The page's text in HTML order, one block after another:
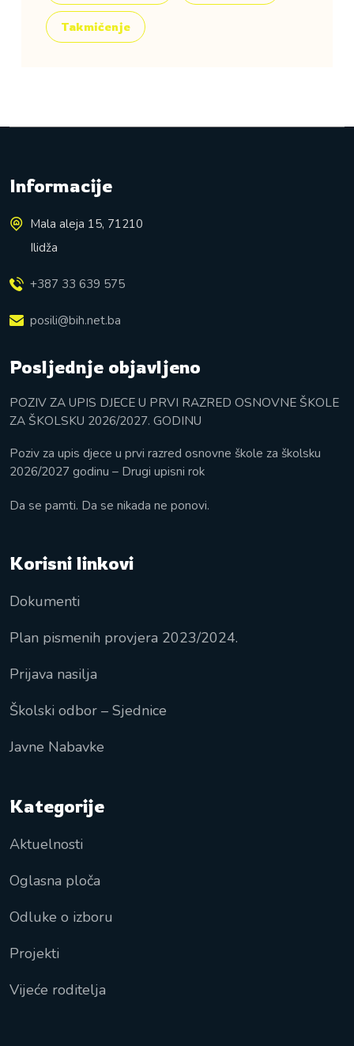
Takmičenje
Informacije
Mala aleja 15, 71210
Ilidža
+387 33 639 575
posili@bih.net.ba
Posljednje objavljeno
POZIV ZA UPIS DJECE U PRVI RAZRED OSNOVNE ŠKOLE
ZA ŠKOLSKU 2026/2027. GODINU
Poziv za upis djece u prvi razred osnovne škole za školsku
2026/2027 godinu – Drugi upisni rok
Da se pamti. Da se nikada ne ponovi.
Korisni linkovi
Dokumenti
Plan pismenih provjera 2023/2024.
Prijava nasilja
Školski odbor – Sjednice
Javne Nabavke
Kategorije
Aktuelnosti
Oglasna ploča
Odluke o izboru
Projekti
Vijeće roditelja